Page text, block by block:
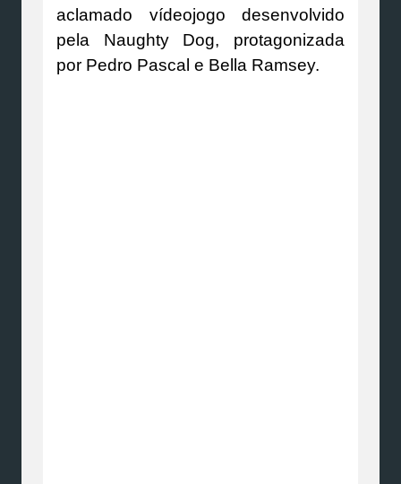
aclamado vídeojogo desenvolvido
pela Naughty Dog, protagonizada
por Pedro Pascal e Bella Ramsey.